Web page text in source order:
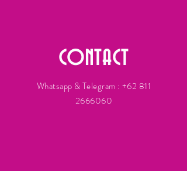
CONTACT
Whatsapp & Telegram : +62 811
2666060